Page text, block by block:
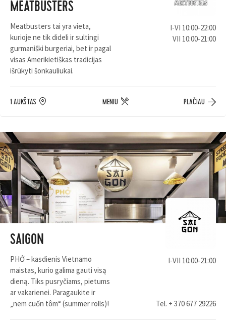
MEATBUSTERS
Meatbusters tai yra vieta,
kurioje ne tik dideli ir sultingi
gurmaniški burgeriai, bet ir pagal
visas Amerikietiškas tradicijas
išrūkyti šonkauliukai.
I-VI 10:00-22:00
VII 10:00-21:00
1 AUKŠTAS MENIU PLAČIAU
SAIGON
PHỞ – kasdienis Vietnamo
maistas, kurio galima gauti visą
dieną. Tiks pusryčiams, pietums
ar vakarienei. Paragaukite ir
„nem cuốn tôm“ (summer rolls)!
I-VII 10:00-21:00
Tel. + 370 677 29226